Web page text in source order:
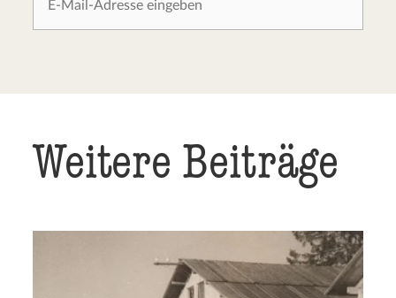
Weitere Beiträge